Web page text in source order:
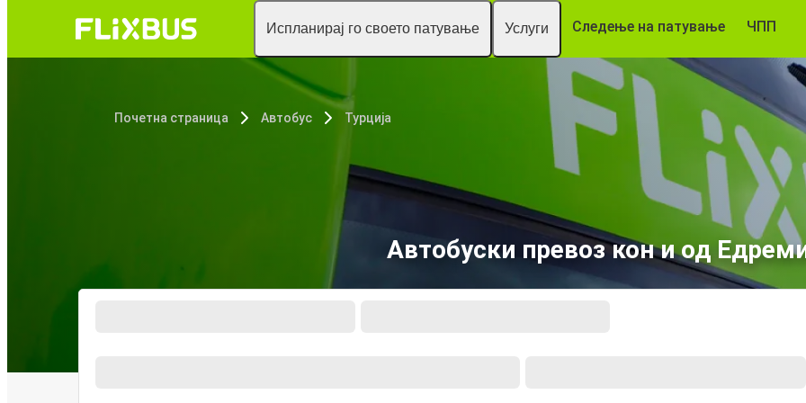
Испланирај го своето патување Услуги Следење на патување ЧПП
Почетна страница Автобус Турција
Автобуски превоз кон и од